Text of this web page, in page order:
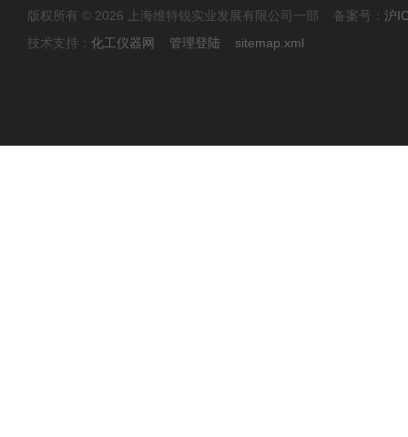
版权所有 © 2026 上海维特锐实业发展有限公司一部 备案号： 沪
技术支持： 化工仪器网 管理登陆 sitemap.xml